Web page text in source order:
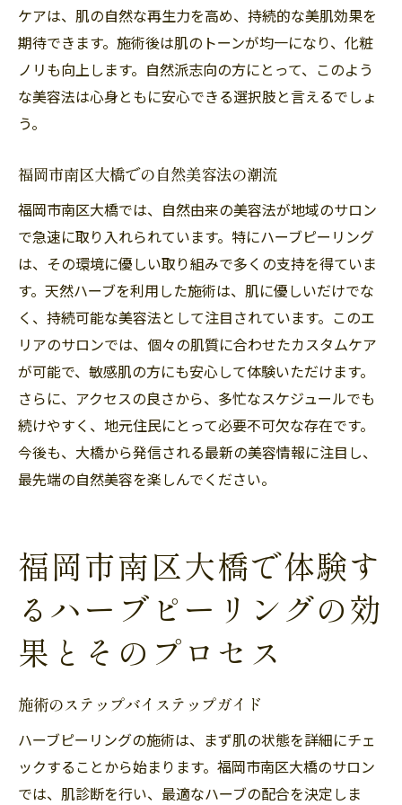
ケアは、肌の自然な再生力を高め、持続的な美肌効果を
期待できます。施術後は肌のトーンが均一になり、化粧
ノリも向上します。自然派志向の方にとって、このよう
な美容法は心身ともに安心できる選択肢と言えるでしょ
う。
福岡市南区大橋での自然美容法の潮流
福岡市南区大橋では、自然由来の美容法が地域のサロン
で急速に取り入れられています。特にハーブピーリング
は、その環境に優しい取り組みで多くの支持を得ていま
す。天然ハーブを利用した施術は、肌に優しいだけでな
く、持続可能な美容法として注目されています。このエ
リアのサロンでは、個々の肌質に合わせたカスタムケア
が可能で、敏感肌の方にも安心して体験いただけます。
さらに、アクセスの良さから、多忙なスケジュールでも
続けやすく、地元住民にとって必要不可欠な存在です。
今後も、大橋から発信される最新の美容情報に注目し、
最先端の自然美容を楽しんでください。
福岡市南区大橋で体験す
るハーブピーリングの効
果とそのプロセス
施術のステップバイステップガイド
ハーブピーリングの施術は、まず肌の状態を詳細にチェ
ックすることから始まります。福岡市南区大橋のサロン
では、肌診断を行い、最適なハーブの配合を決定しま